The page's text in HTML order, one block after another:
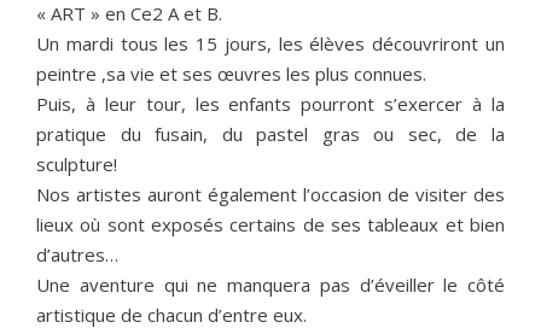
« ART » en Ce2 A et B.
Un mardi tous les 15 jours, les élèves découvriront un
peintre ,sa vie et ses œuvres les plus connues.
Puis, à leur tour, les enfants pourront s’exercer à la
pratique du fusain, du pastel gras ou sec, de la
sculpture!
Nos artistes auront également l’occasion de visiter des
lieux où sont exposés certains de ses tableaux et bien
d’autres…
Une aventure qui ne manquera pas d’éveiller le côté
artistique de chacun d’entre eux.